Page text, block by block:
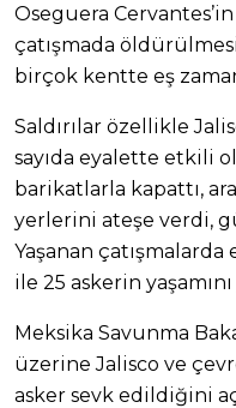
Oseguera
çatışmada
birçok kentte eş
Saldırılar özellikle
sayıda eyalette etkili
barikatlarla kapattı,
yerlerini ateşe verdi,
Yaşanan çatışmalarda
ile 25 askerin
Meksika Savunma
üzerine Jalisco ve
asker sevk edildiğini